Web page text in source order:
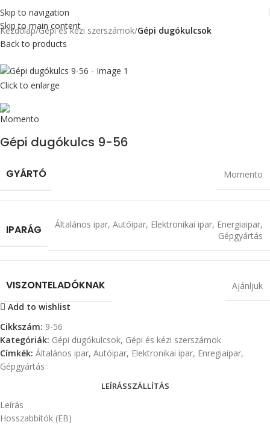
Skip to navigation
Skip to main content
Kezdőlap Gépi és kézi szerszámok Gépi dugókulcsok
Back to products
Click to enlarge
Gépi dugókulcs 9-56
GYÁRTÓ Momento
IPARÁG Általános ipar, Autóipar, Elektronikai ipar, Energiaipar,
Gépgyártás
VISZONTELADÓKNAK
Ajánljuk
Add to wishlist
Cikkszám: 9-56
Kategóriák: Gépi dugókulcsok, Gépi és kézi szerszámok
Címkék: Általános ipar, Autóipar, Elektronikai ipar, Enregiaipar,
Gépgyártás
LEÍRÁSSZÁLLÍTÁS
Leírás
Hosszabbítók (EB)